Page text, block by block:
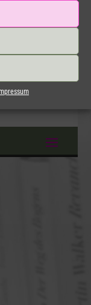
mir